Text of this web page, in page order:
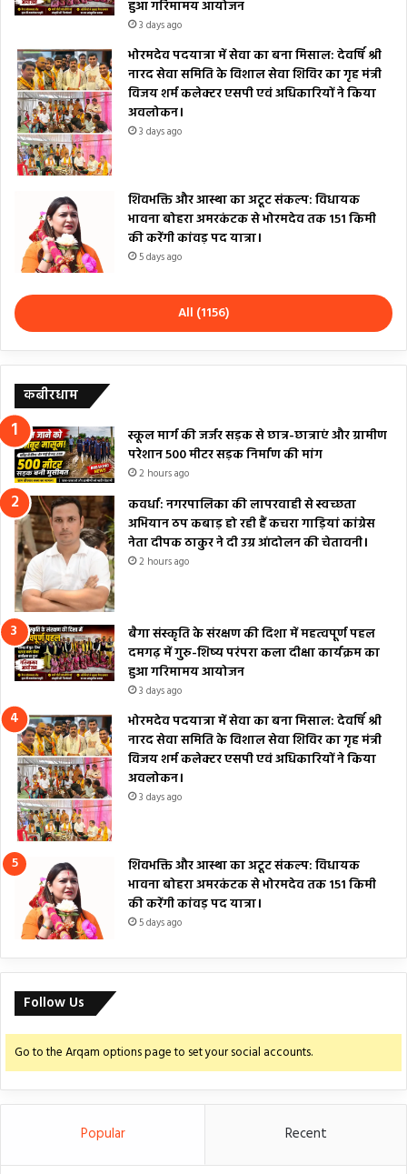
हुआ गरिमामय आयोजन
3 days ago
भोरमदेव पदयात्रा में सेवा का बना मिसाल: देवर्षि श्री
नारद सेवा समिति के विशाल सेवा शिविर का गृह मंत्री
विजय शर्म कलेक्टर एसपी एवं अधिकारियों ने किया
अवलोकन।
3 days ago
शिवभक्ति और आस्था का अटूट संकल्प: विधायक
भावना बोहरा अमरकंटक से भोरमदेव तक 151 किमी
की करेंगी कांवड़ पद यात्रा।
5 days ago
All (1156)
कबीरधाम
स्कूल मार्ग की जर्जर सड़क से छात्र-छात्राएं और ग्रामीण
परेशान 500 मीटर सड़क निर्माण की मांग
2 hours ago
कवर्धा: नगरपालिका की लापरवाही से स्वच्छता
अभियान ठप कबाड़ हो रही हैं कचरा गाड़ियां कांग्रेस
नेता दीपक ठाकुर ने दी उग्र आंदोलन की चेतावनी।
2 hours ago
बैगा संस्कृति के संरक्षण की दिशा में महत्वपूर्ण पहल
दमगढ़ में गुरु-शिष्य परंपरा कला दीक्षा कार्यक्रम का
हुआ गरिमामय आयोजन
3 days ago
भोरमदेव पदयात्रा में सेवा का बना मिसाल: देवर्षि श्री
नारद सेवा समिति के विशाल सेवा शिविर का गृह मंत्री
विजय शर्म कलेक्टर एसपी एवं अधिकारियों ने किया
अवलोकन।
3 days ago
शिवभक्ति और आस्था का अटूट संकल्प: विधायक
भावना बोहरा अमरकंटक से भोरमदेव तक 151 किमी
की करेंगी कांवड़ पद यात्रा।
5 days ago
Follow Us
Go to the Arqam options page to set your social accounts.
Popular Recent